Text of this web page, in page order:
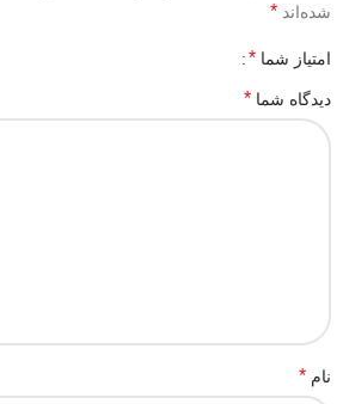
شده‌اند *
امتیاز شما *
دیدگاه شما *
نام *